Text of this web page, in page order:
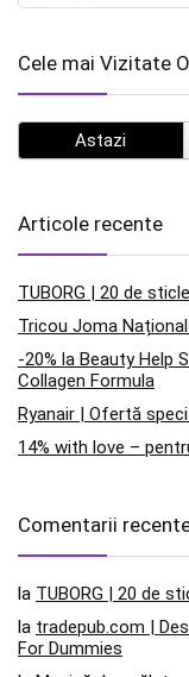
Cele mai Vizitate
Astazi
Articole recente
TUBORG | 20 de
Tricou Joma
-20% la Beauty Help
Collagen Formula
Ryanair | Ofertă
14% with love –
Comentarii
la TUBORG | 20 de
la tradepub.com |
For Dummies